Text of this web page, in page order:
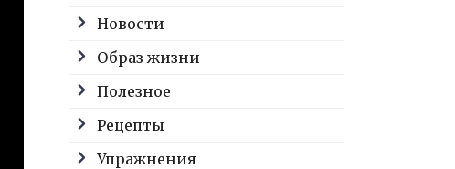
Новости
Образ жизни
Полезное
Рецепты
Упражнения